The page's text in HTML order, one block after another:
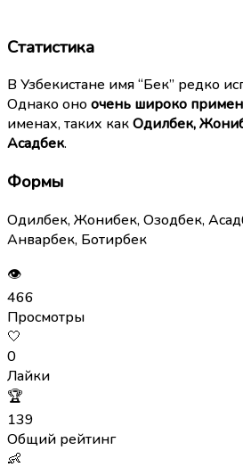
Статистика
В Узбекистане имя “Бек” редко
Однако оноочень широко
именах, таких какОдилбек,
Асадбек.
Формы
Одилбек, Жонибек, Озодбек,
Анварбек, Ботирбек
👁
466
Просмотры
🤍
0
Лайки
🏆
139
Общий рейтинг
👶